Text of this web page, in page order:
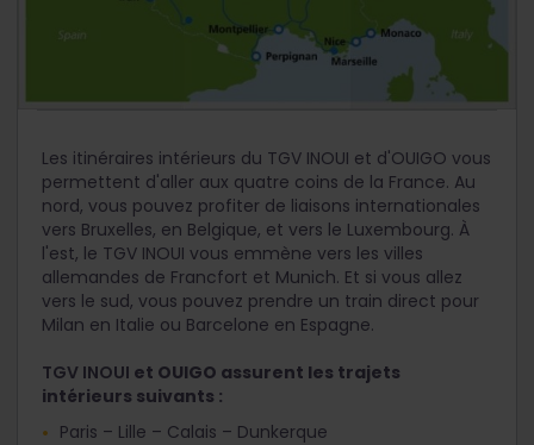
Les itinéraires intérieurs du TGV INOUI et d'OUIGO vous
permettent d'aller aux quatre coins de la France. Au
nord, vous pouvez profiter de liaisons internationales
vers Bruxelles, en Belgique, et vers le Luxembourg. À
l'est, le TGV INOUI vous emmène vers les villes
allemandes de Francfort et Munich. Et si vous allez
vers le sud, vous pouvez prendre un train direct pour
Milan en Italie ou Barcelone en Espagne.
TGV INOUI et OUIGO assurent les trajets
intérieurs suivants :
Paris – Lille – Calais – Dunkerque